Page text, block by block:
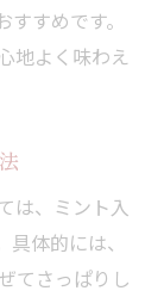
すめです。
地よく味わえ
は、ミント入
体的には、
てさっぱりし